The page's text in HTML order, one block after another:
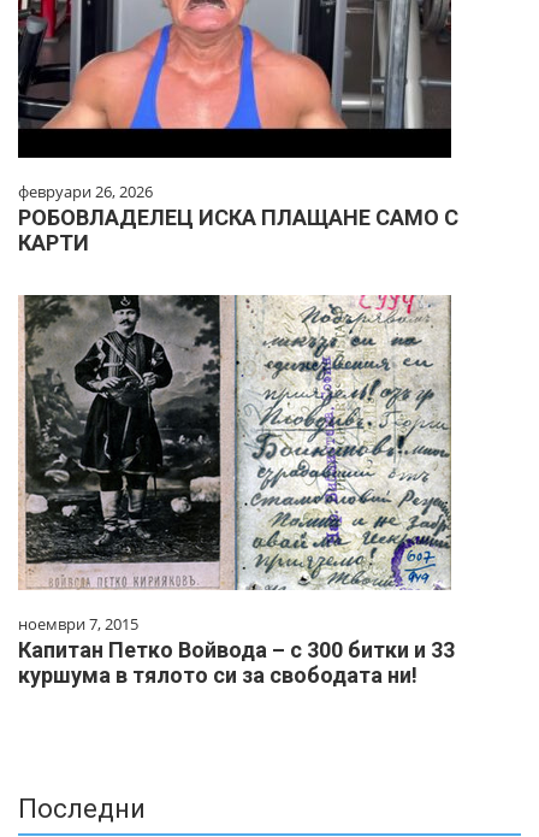
февруари 26, 2026
РОБОВЛАДЕЛЕЦ ИСКА ПЛАЩАНЕ САМО С
КАРТИ
ноември 7, 2015
Капитан Петко Войвода – с 300 битки и 33
куршума в тялото си за свободата ни!
Последни